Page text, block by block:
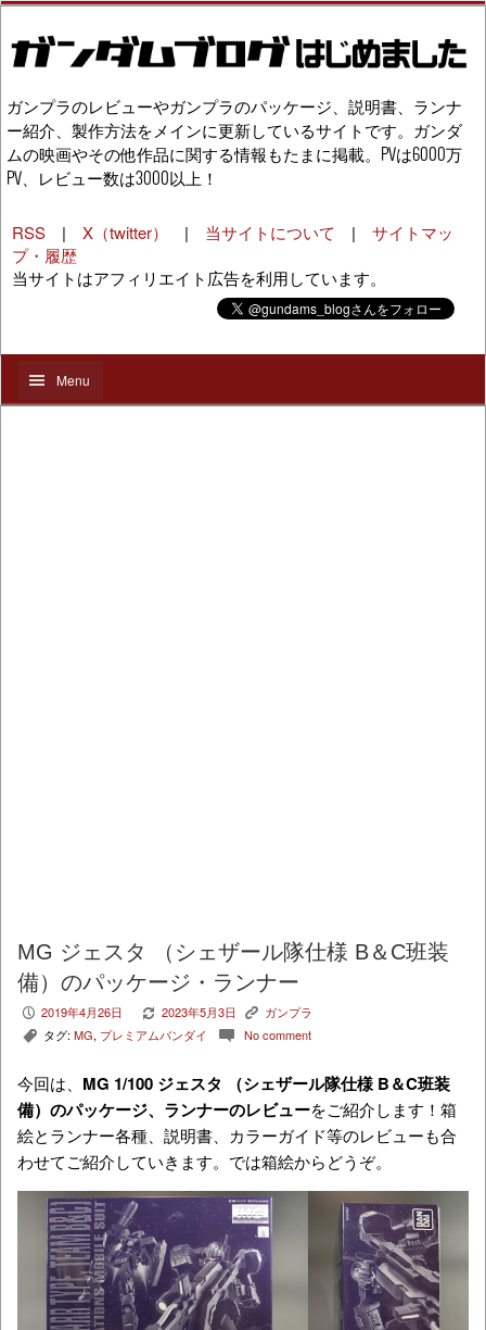
ガンプラのレビューやガンプラのパッケージ、説明書、ランナ
ー紹介、製作方法をメインに更新しているサイトです。ガンダ
ムの映画やその他作品に関する情報もたまに掲載。PVは6000万
PV、レビュー数は3000以上！
RSS | X（twitter） | 当サイトについて | サイトマッ
プ・履歴
当サイトはアフィリエイト広告を利用しています。
Menu
MG ジェスタ （シェザール隊仕様 B＆C班装
備）のパッケージ・ランナー
P 2019年4月26日 V 2023年5月3日 K ガンプラ
, タグ: MG, プレミアムバンダイ c No comment
今回は、 MG 1/100 ジェスタ （シェザール隊仕様 B＆C班装
備） のパッケージ、ランナーのレビューをご紹介します！箱
絵とランナー各種、説明書、カラーガイド等のレビューも合
わせてご紹介していきます。では箱絵からどうぞ。